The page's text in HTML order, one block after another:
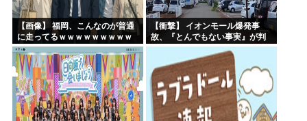
【画像】 福岡、こんなのが普通
に走ってるｗｗｗｗｗｗｗｗｗ
ｗｗｗｗｗｗｗ
【衝撃】 イオンモール爆発事
故、『とんでもない事実』が判
明してしまう・・・・・・